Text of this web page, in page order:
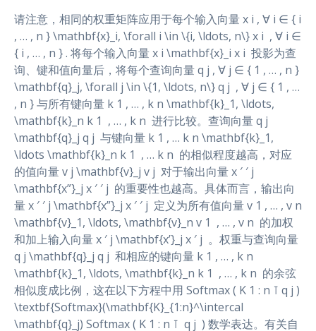
请注意，相同的权重矩阵应用于每个输入向量 x i , ∀ i ∈ { i
, … , n } \mathbf{x}_i, \forall i \in \{i, \ldots, n\} x i ​ , ∀ i ∈
{ i , … , n } . 将每个输入向量 x i \mathbf{x}_i x i ​ 投影为查
询、键和值向量后，将每个查询向量 q j , ∀ j ∈ { 1 , … , n }
\mathbf{q}_j, \forall j \in \{1, \ldots, n\} q j ​ , ∀ j ∈ { 1 , …
, n } 与所有键向量 k 1 , … , k n \mathbf{k}_1, \ldots,
\mathbf{k}_n k 1 ​ , … , k n ​ 进行比较。查询向量 q j
\mathbf{q}_j q j ​ 与键向量 k 1 , … k n \mathbf{k}_1,
\ldots \mathbf{k}_n k 1 ​ , … k n ​ 的相似程度越高，对应
的值向量 v j \mathbf{v}_j v j ​ 对于输出向量 x ′ ′ j
\mathbf{x”}_j x ′ ′ j ​ 的重要性也越高。具体而言，输出向
量 x ′ ′ j \mathbf{x”}_j x ′ ′ j ​ 定义为所有值向量 v 1 , … , v n
\mathbf{v}_1, \ldots, \mathbf{v}_n v 1 ​ , … , v n ​ 的加权
和加上输入向量 x ′ j \mathbf{x’}_j x ′ j ​ 。权重与查询向量
q j \mathbf{q}_j q j ​ 和相应的键向量 k 1 , … , k n
\mathbf{k}_1, \ldots, \mathbf{k}_n k 1 ​ , … , k n ​ 的余弦
相似度成比例，这在以下方程中用 Softmax ( K 1 : n ⊺ q j )
\textbf{Softmax}(\mathbf{K}_{1:n}^\intercal
\mathbf{q}_j) Softmax ( K 1 : n ⊺ ​ q j ​ ) 数学表达。有关自